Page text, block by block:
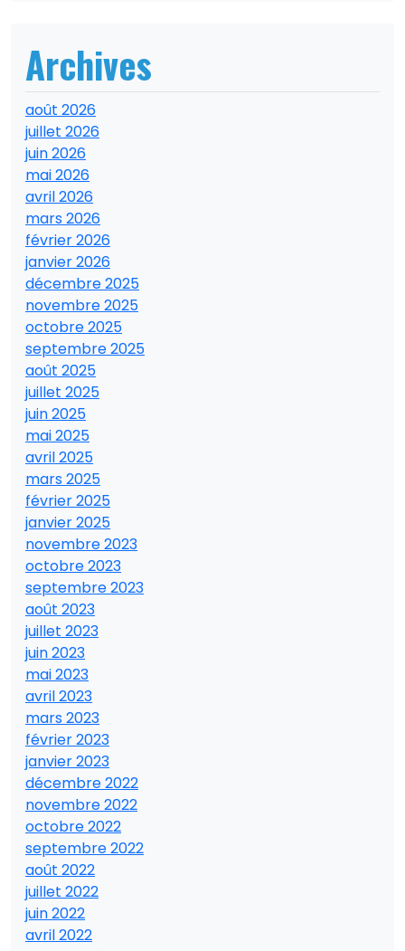
Archives
août 2026
juillet 2026
juin 2026
mai 2026
avril 2026
mars 2026
février 2026
janvier 2026
décembre 2025
novembre 2025
octobre 2025
septembre 2025
août 2025
juillet 2025
juin 2025
mai 2025
avril 2025
mars 2025
février 2025
janvier 2025
novembre 2023
octobre 2023
septembre 2023
août 2023
juillet 2023
juin 2023
mai 2023
avril 2023
mars 2023
février 2023
janvier 2023
décembre 2022
novembre 2022
octobre 2022
septembre 2022
août 2022
juillet 2022
juin 2022
avril 2022